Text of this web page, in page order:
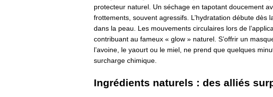
protecteur naturel. Un séchage en tapotant doucement
frottements, souvent agressifs. L’hydratation débute dès
dans la peau. Les mouvements circulaires lors de
contribuant au fameux « glow » naturel. S’offrir un
l’avoine, le yaourt ou le miel, ne prend que quelques
surcharge chimique.
Ingrédients naturels : des alliés